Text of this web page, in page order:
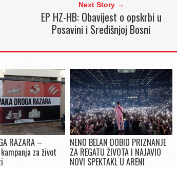
Next Story →
EP HZ-HB: Obavijest o opskrbi u
Posavini i Središnjoj Bosni
RAZARA –
za život
NENO BELAN DOBIO PRIZNANJE
ZA REGATU ŽIVOTA I NAJAVIO
NOVI SPEKTAKL U ARENI